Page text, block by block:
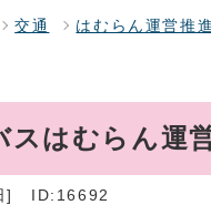
交通 はむらん運営推
はむらん運
] ID:16692